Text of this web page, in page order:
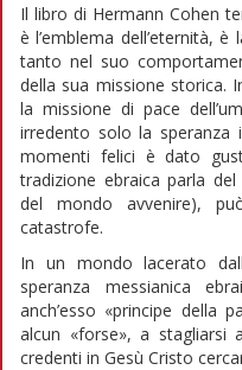
Il libro di Hermann Cohen
è l’emblema dell’eternità,
tanto nel suo
della sua missione storica.
la missione di pace
irredento solo la speranza
momenti felici è dato
tradizione ebraica parla
del mondo avvenire),
catastrofe.
In un mondo lacerato
speranza messianica
anch’esso «principe della
alcun «forse», a stagliarsi
credenti in Gesù Cristo